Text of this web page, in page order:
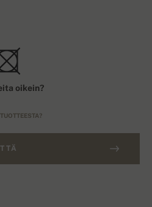
oikein?